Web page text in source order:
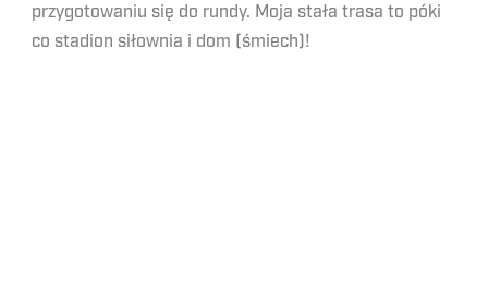
przygotowaniu się do rundy. Moja stała trasa to póki
co stadion siłownia i dom (śmiech)!